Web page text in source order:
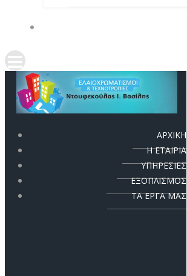
ΑΡΧΙΚΗ
Η ΕΤΑΙΡΙΑ
ΥΠΗΡΕΣΙΕΣ
ΕΞΟΠΛΙΣΜΟΣ
ΤΑ ΕΡΓΑ ΜΑΣ